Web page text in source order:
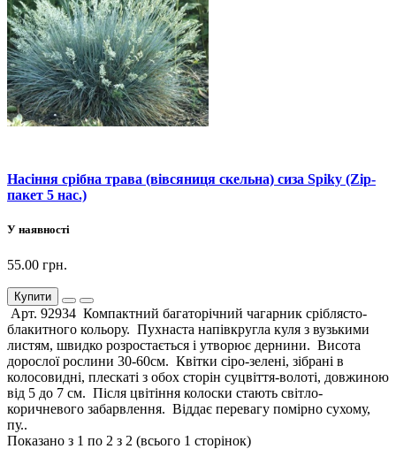
Насіння срібна трава (вівсяниця скельна) сиза Spiky (Zip-
пакет 5 нас.)
У наявності
55.00 грн.
Купити
Арт. 92934 Компактний багаторічний чагарник сріблясто-
блакитного кольору. Пухнаста напівкругла куля з вузькими
листям, швидко розростається і утворює дернини. Висота
дорослої рослини 30-60см. Квітки сіро-зелені, зібрані в
колосовидні, плескаті з обох сторін суцвіття-волоті, довжиною
від 5 до 7 см. Після цвітіння колоски стають світло-
коричневого забарвлення. Віддає перевагу помірно сухому,
пу..
Показано з 1 по 2 з 2 (всього 1 сторінок)